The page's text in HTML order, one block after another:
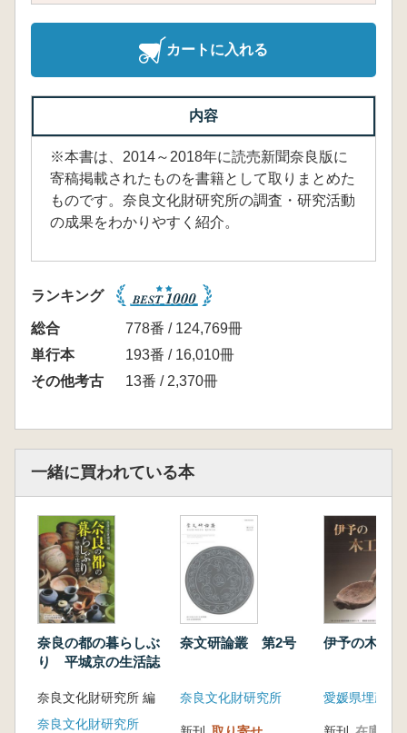
カートに入れる
内容
※本書は、2014～2018年に読売新聞奈良版に
寄稿掲載されたものを書籍として取りまとめた
ものです。奈良文化財研究所の調査・研究活動
の成果をわかりやすく紹介。
ランキング
総合
778番 / 124,769冊
単行本
193番 / 16,010冊
その他考古
13番 / 2,370冊
一緒に買われている本
奈良の都の暮らしぶ
り 平城京の生活誌
奈良文化財研究所 編
奈良文化財研究所
奈文研論叢 第2号
奈良文化財研究所
伊予の木工芸